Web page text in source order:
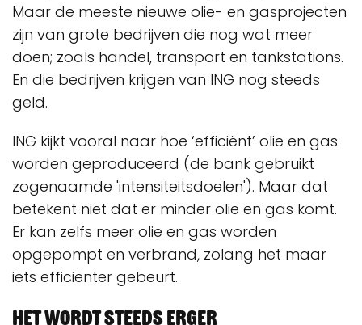
Maar de meeste nieuwe olie- en gasprojecten
zijn van grote bedrijven die nog wat meer
doen; zoals handel, transport en tankstations.
En die bedrijven krijgen van ING nog steeds
geld.
ING kijkt vooral naar hoe ‘efficiënt’ olie en gas
worden geproduceerd (de bank gebruikt
zogenaamde 'intensiteitsdoelen'). Maar dat
betekent niet dat er minder olie en gas komt.
Er kan zelfs meer olie en gas worden
opgepompt en verbrand, zolang het maar
iets efficiënter gebeurt.
Het wordt steeds erger